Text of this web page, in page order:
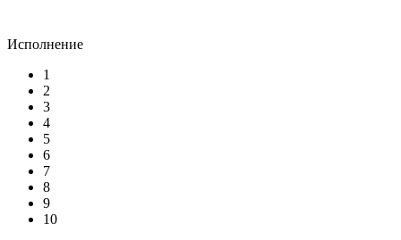
Исполнение
1
2
3
4
5
6
7
8
9
10